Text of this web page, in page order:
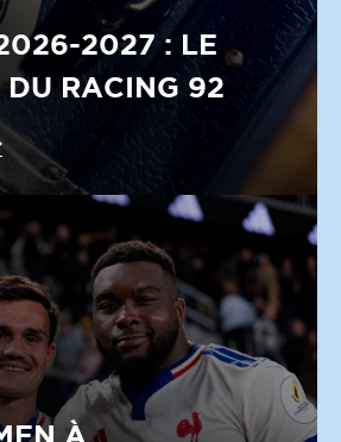
2027 : LE
RACING 92
À